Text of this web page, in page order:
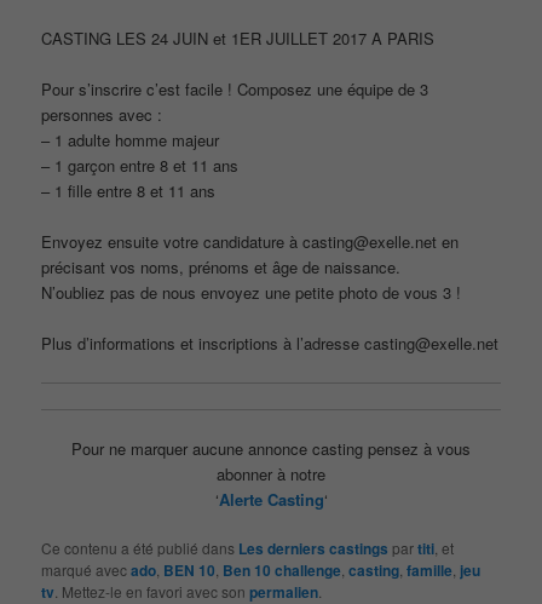
CASTING LES 24 JUIN et 1ER JUILLET 2017 A PARIS
Pour s’inscrire c’est facile ! Composez une équipe de 3
personnes avec :
– 1 adulte homme majeur
– 1 garçon entre 8 et 11 ans
– 1 fille entre 8 et 11 ans
Envoyez ensuite votre candidature à casting@exelle.net en
précisant vos noms, prénoms et âge de naissance.
N’oubliez pas de nous envoyez une petite photo de vous 3 !
Plus d’informations et inscriptions à l’adresse casting@exelle.net
Pour ne marquer aucune annonce casting pensez à vous
abonner à notre
‘Alerte Casting‘
Ce contenu a été publié dans Les derniers castings partiti , et
marqué avecado BEN 10 Ben 10 challenge ,casting ,famille jeu
tv . Mettez-le en favori avec sonpermalien